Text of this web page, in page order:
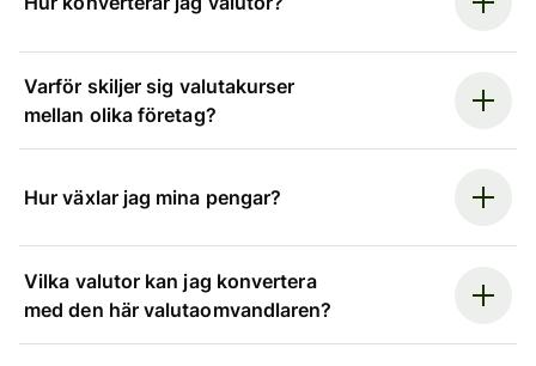
Varför skiljer sig valutakurser
mellan olika företag?
Hur växlar jag mina pengar?
Vilka valutor kan jag konvertera
med den här valutaomvandlaren?